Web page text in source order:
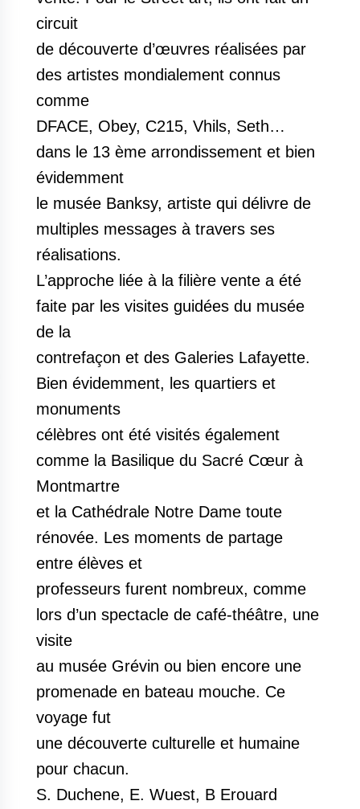
circuit
de découverte d’œuvres réalisées par
des artistes mondialement connus
comme
DFACE, Obey, C215, Vhils, Seth…
dans le 13 ème arrondissement et bien
évidemment
le musée Banksy, artiste qui délivre de
multiples messages à travers ses
réalisations.
L’approche liée à la filière vente a été
faite par les visites guidées du musée
de la
contrefaçon et des Galeries Lafayette.
Bien évidemment, les quartiers et
monuments
célèbres ont été visités également
comme la Basilique du Sacré Cœur à
Montmartre
et la Cathédrale Notre Dame toute
rénovée. Les moments de partage
entre élèves et
professeurs furent nombreux, comme
lors d’un spectacle de café-théâtre, une
visite
au musée Grévin ou bien encore une
promenade en bateau mouche. Ce
voyage fut
une découverte culturelle et humaine
pour chacun.
S. Duchene, E. Wuest, B Erouard